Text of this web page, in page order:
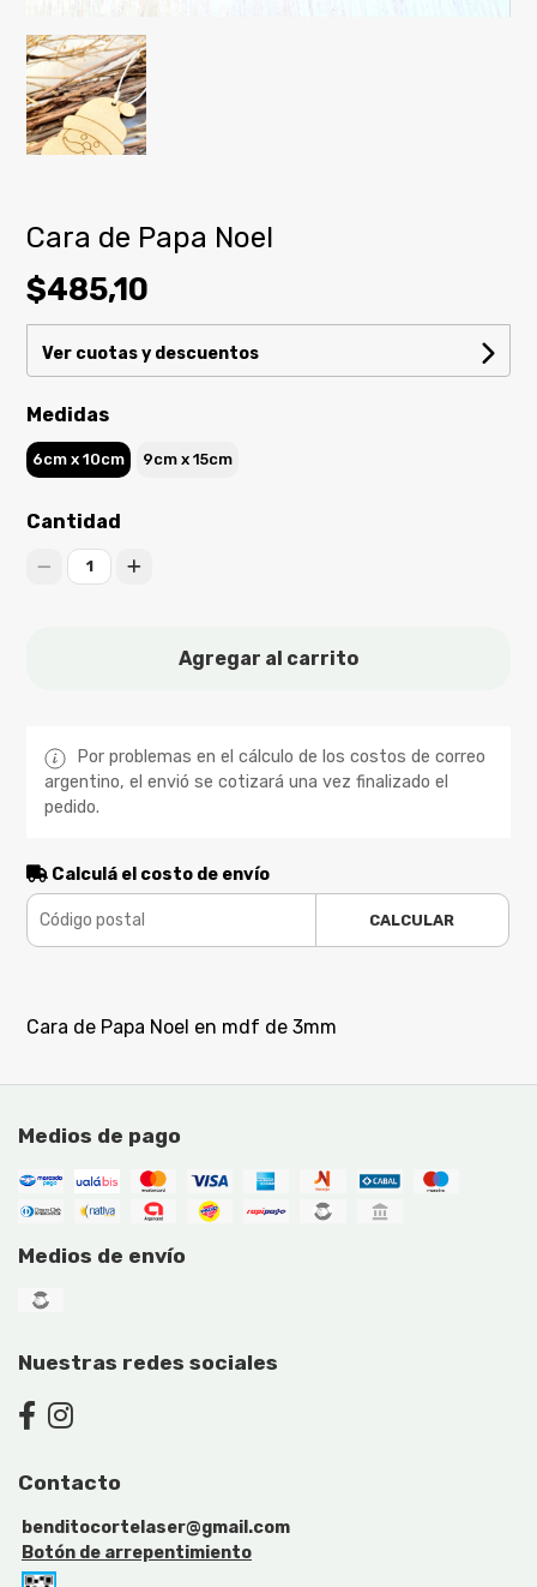
Cara de Papa Noel
$485,10
Ver cuotas y descuentos
Medidas
6cm x 10cm 9cm x 15cm
Cantidad
1
Agregar al carrito
Por problemas en el cálculo de los costos de correo
argentino, el envió se cotizará una vez finalizado el
pedido.
Calculá el costo de envío
CALCULAR
Cara de Papa Noel en mdf de 3mm
Medios de pago
Medios de envío
Nuestras redes sociales
Contacto
benditocortelaser@gmail.com
Botón de arrepentimiento